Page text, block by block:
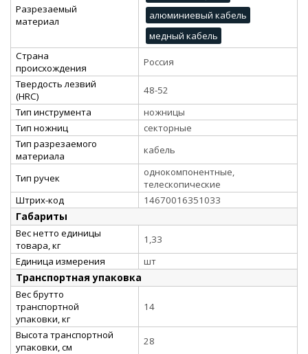
Разрезаемый
материал
алюминиевый кабель
медный кабель
Страна
происхождения
Россия
Твердость лезвий
(HRC)
48-52
Тип инструмента
ножницы
Тип ножниц
секторные
Тип разрезаемого
материала
кабель
Тип ручек
однокомпонентные,
телескопические
Штрих-код
14670016351033
Габариты
Вес нетто единицы
товара, кг
1,33
Единица измерения
шт
Транспортная упаковка
Вес брутто
транспортной
упаковки, кг
14
Высота транспортной
упаковки, см
28